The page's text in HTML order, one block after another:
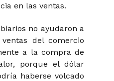
en las ventas.
no ayudaron a
del comercio
a la compra de
porque el dólar
haberse volcado